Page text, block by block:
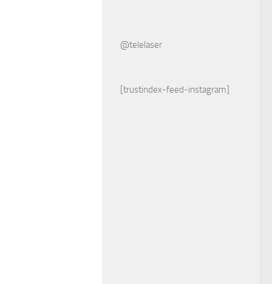
@telelaser
[trustindex-feed-instagram]